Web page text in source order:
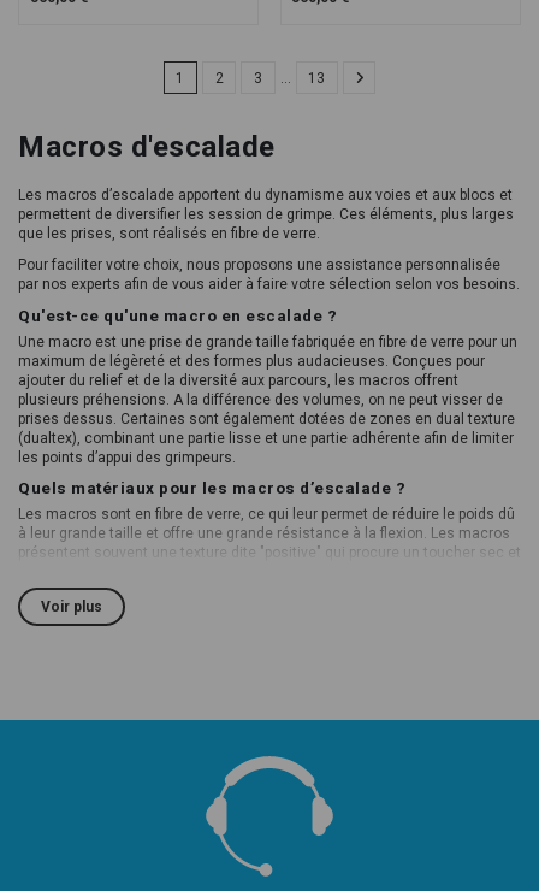
1 2 3 13
Macros d'escalade
Les macros d’escalade apportent du dynamisme aux voies et aux blocs et
permettent de diversifier les session de grimpe. Ces éléments, plus larges
que les prises, sont réalisés en fibre de verre.
Pour faciliter votre choix, nous proposons une assistance personnalisée
par nos experts afin de vous aider à faire votre sélection selon vos besoins.
Qu'est-ce qu'une macro en escalade ?
Une macro est une prise de grande taille fabriquée en fibre de verre pour un
maximum de légèreté et des formes plus audacieuses. Conçues pour
ajouter du relief et de la diversité aux parcours, les macros offrent
plusieurs préhensions. A la différence des volumes, on ne peut visser de
prises dessus. Certaines sont également dotées de zones en dual texture
(dualtex), combinant une partie lisse et une partie adhérente afin de limiter
les points d’appui des grimpeurs.
Quels matériaux pour les macros d’escalade ?
Les macros sont en fibre de verre, ce qui leur permet de réduire le poids dû
à leur grande taille et offre une grande résistance à la flexion. Les macros
présentent souvent une texture dite "positive" qui procure un toucher sec et
polyester ou polyuréthane, qui ont une texture négative.
Pourquoi utiliser des macros pour votre mur ?
escalade moderne et spectaculaire, très adaptée aux espaces de bloc.
mais s’accompagne d’un coût supérieur.
Comment choisir vos macros d’escalade ?
Pour choisir vos macros, plusieurs données sont à prendre en compte,
comme la difficulté des parcours et les grimpeurs visés. Sur notre site web,
vous trouverez un large choix de macros adaptées à différents types de
murs et de surfaces. Nos experts sont à votre disposition pour vous aider à
Voir plus